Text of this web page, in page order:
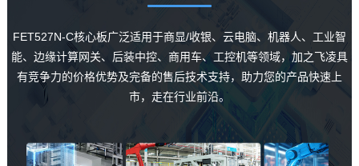
FET527N-C核心板广泛适用于商显/收银、云电脑、 机器人、工业智
能、 边缘计算网关、后装中控、商用车、 工控机等领域，加之飞凌具
有竞争力的价格优势及完备的售后技术支持，助力您的产品快速上
市，走在行业前沿。